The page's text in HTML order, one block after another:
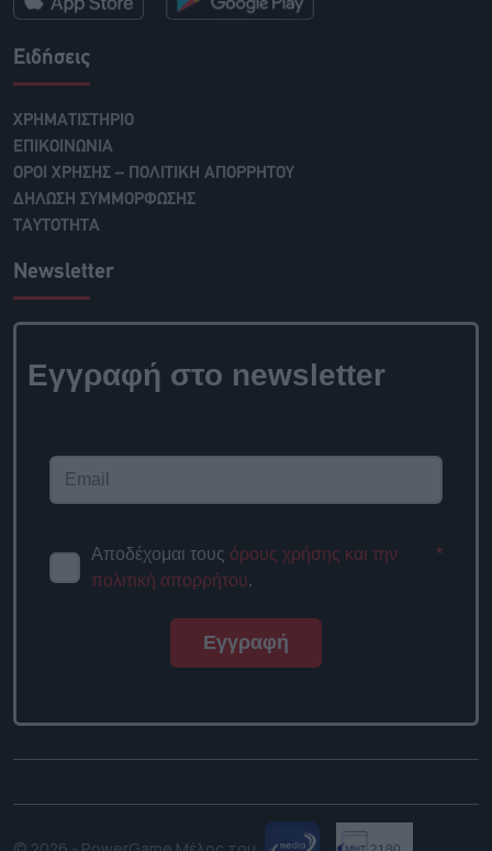
Ειδήσεις
ΧΡΗΜΑΤΙΣΤΗΡΙΟ
ΕΠΙΚΟΙΝΩΝΙΑ
ΟΡΟΙ ΧΡΗΣΗΣ – ΠΟΛΙΤΙΚΗ ΑΠΟΡΡΗΤΟΥ
ΔΗΛΩΣΗ ΣΥΜΜΟΡΦΩΣΗΣ
ΤΑΥΤΟΤΗΤΑ
Newsletter
Εγγραφή στο newsletter
Αποδέχομαι τους όρους χρήσης και την
πολιτική απορρήτου.
*
Εγγραφή